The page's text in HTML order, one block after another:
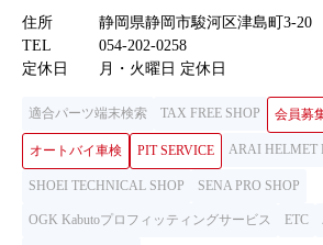
住所
静岡県静岡市駿河区津島町3-20
TEL
054-202-0258
定休日
月・火曜日 定休日
適合パーツ端末検索 TAX FREE SHOP 会員募
オートバイ車検 PIT SERVICE ARAI HELMET
SHOEI TECHNICAL SHOP SENA PRO SHOP
OGK Kabutoプロフィッティングサービス ETC